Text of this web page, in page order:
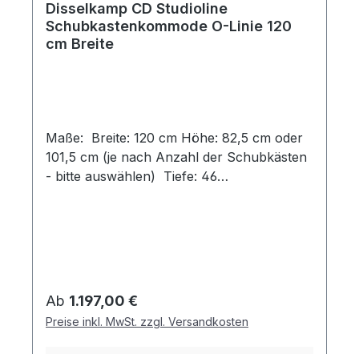
Disselkamp CD Studioline
Schubkastenkommode O-Linie 120
cm Breite
Maße: Breite: 120 cm Höhe: 82,5 cm oder
101,5 cm (je nach Anzahl der Schubkästen
- bitte auswählen) Tiefe: 46
Verarbeitung machen sie zum stilvollen
Stauraummöbel, das sich perfekt in jedes
Wohnambiente einfügt. Diese klassische
Regulärer Preis:
Ab 1.197,00 €
Preise inkl. MwSt. zzgl. Versandkosten